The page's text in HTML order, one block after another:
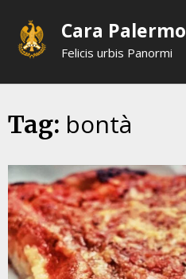
content
Cara Palermo
Felicis urbis Panormi
Tag: bontà